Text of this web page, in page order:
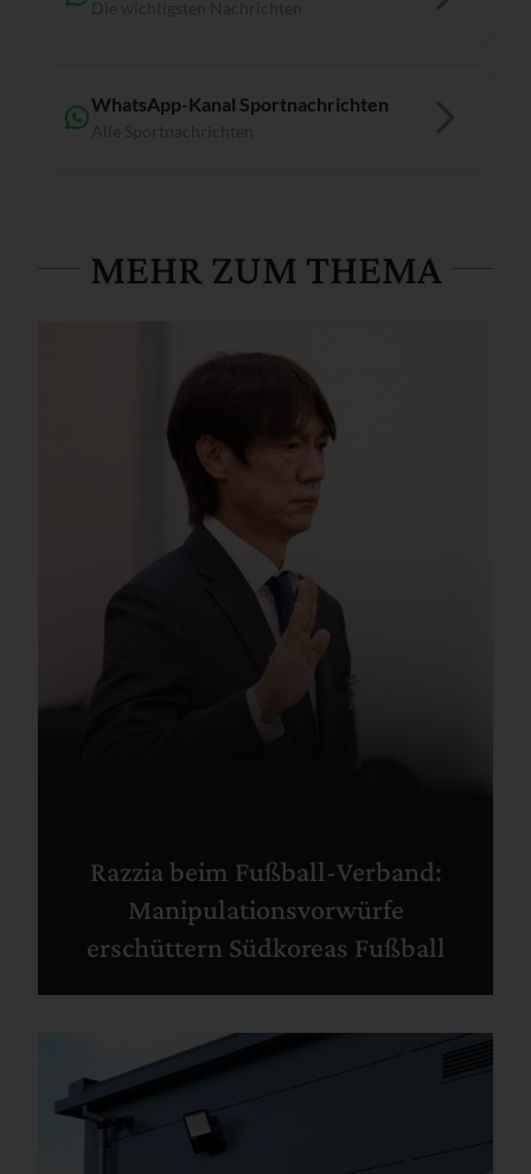
WhatsApp-Kanal Sportnachrichten
MEHR ZUM THEMA
Razzia beim Fußball-Verband:
Manipulationsvorwürfe
erschüttern Südkoreas Fußball